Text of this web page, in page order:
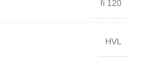
fi 120
HVL